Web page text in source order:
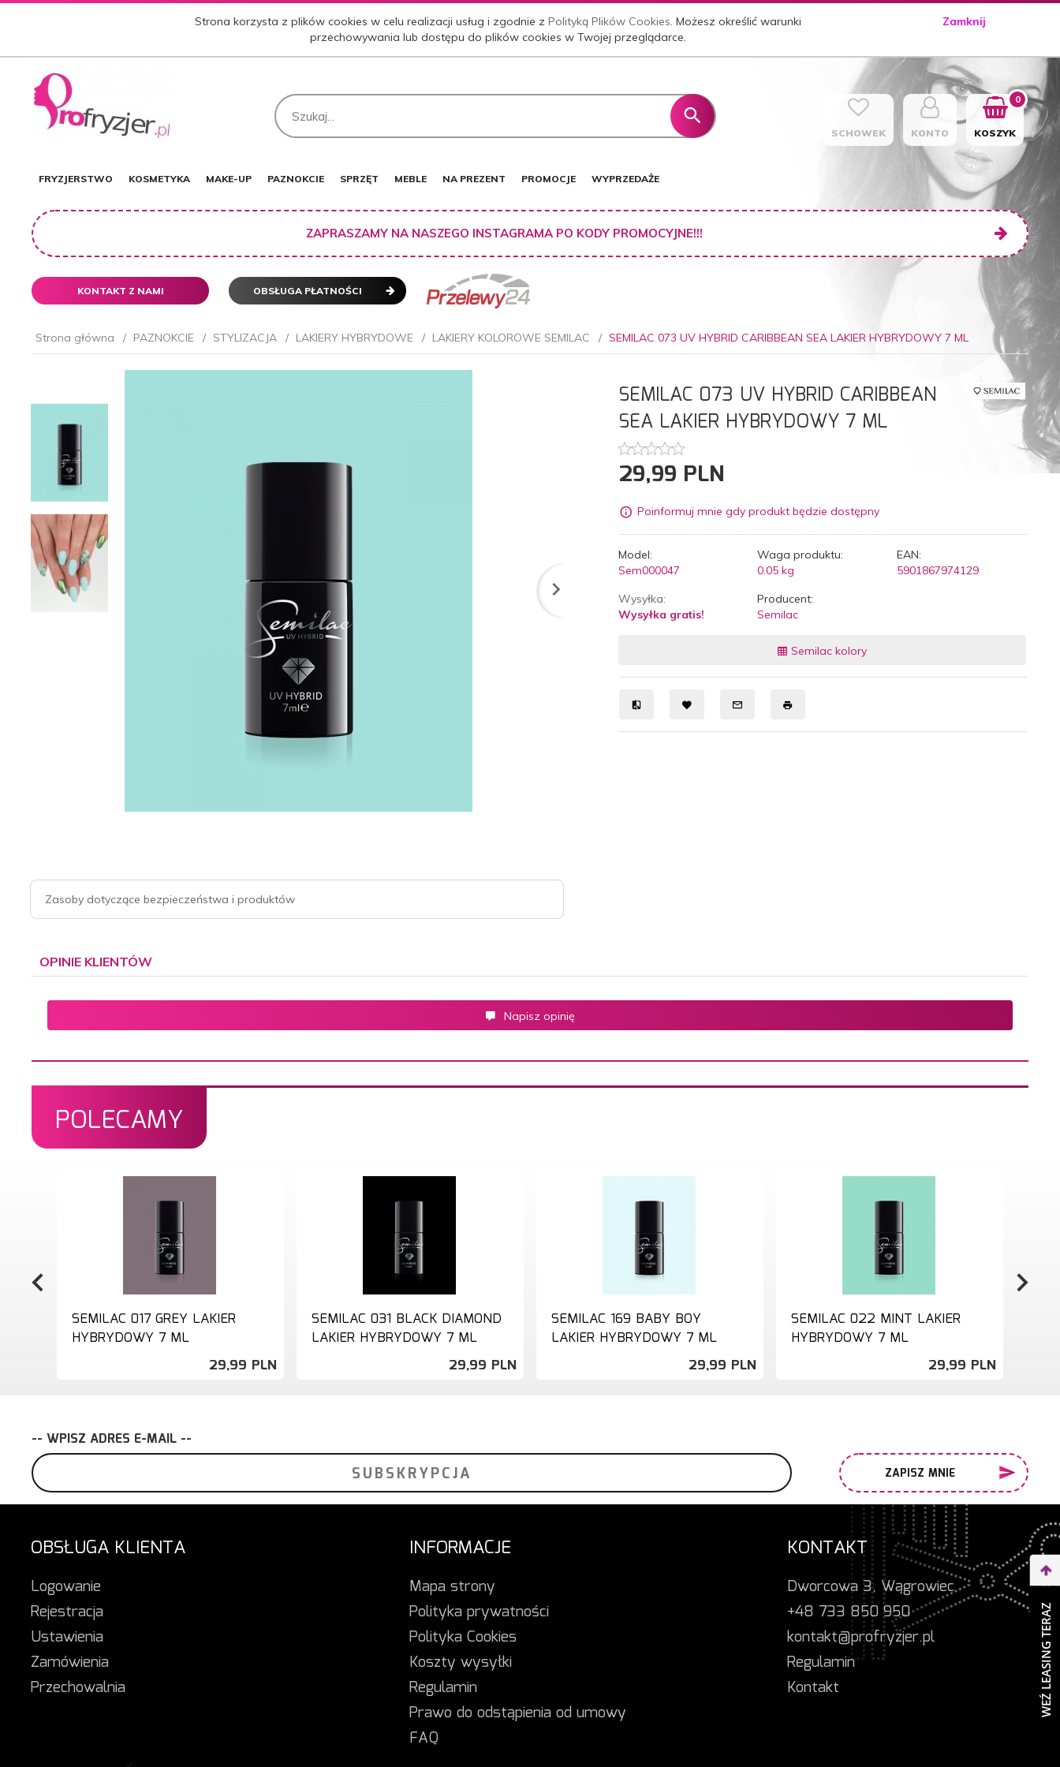
Strona korzysta z plików cookies w celu realizacji usług i zgodnie zPolityką Plików Cookies. Możesz określić warunki
przechowywania lub dostępu do plików cookies w Twojej przeglądarce.
Zamknij
SCHOWEK KONTO KOSZYK
0
FRYZJERSTWO KOSMETYKA MAKE-UP PAZNOKCIE SPRZĘT MEBLE NA PREZENT PROMOCJE WYPRZEDAŻE
ZAPRASZAMY NA NASZEGO INSTAGRAMA PO KODY PROMOCYJNE!!!
KONTAKT Z NAMI OBSŁUGA PŁATNOŚCI
Strona główna PAZNOKCIE STYLIZACJA LAKIERY HYBRYDOWE LAKIERY KOLOROWE SEMILAC SEMILAC 073 UV HYBRID CARIBBEAN SEA LAKIER HYBRYDOWY 7 ML
Zasoby dotyczące bezpieczeństwa i produktów
SEMILAC 073 UV HYBRID CARIBBEAN
SEA LAKIER HYBRYDOWY 7 ML
29,99 PLN
Poinformuj mnie gdy produkt będzie dostępny
Model:
Sem000047
Waga produktu:
0.05 kg
EAN:
5901867974129
Wysyłka:
Wysyłka gratis!
Producent:
Semilac
Semilac kolory
OPINIE KLIENTÓW
Napisz opinię
POLECAMY
SEMILAC 017 GREY LAKIER
HYBRYDOWY 7 ML
29,99 PLN
SEMILAC 031 BLACK DIAMOND
LAKIER HYBRYDOWY 7 ML
29,99 PLN
SEMILAC 169 BABY BOY
LAKIER HYBRYDOWY 7 ML
29,99 PLN
SEMILAC 022 MINT LAKIER
HYBRYDOWY 7 ML
29,99 PLN
-- WPISZ ADRES E-MAIL --
ZAPISZ MNIE
OBSŁUGA KLIENTA
Logowanie
Rejestracja
Ustawienia
Zamówienia
Przechowalnia
INFORMACJE
Mapa strony
Polityka prywatności
Polityka Cookies
Koszty wysyłki
Regulamin
Prawo do odstąpienia od umowy
FAQ
KONTAKT
Dworcowa 3, Wągrowiec
+48 733 850 950
kontakt@profryzjer.pl
Regulamin
Kontakt
WEŹ LEASING TERAZ